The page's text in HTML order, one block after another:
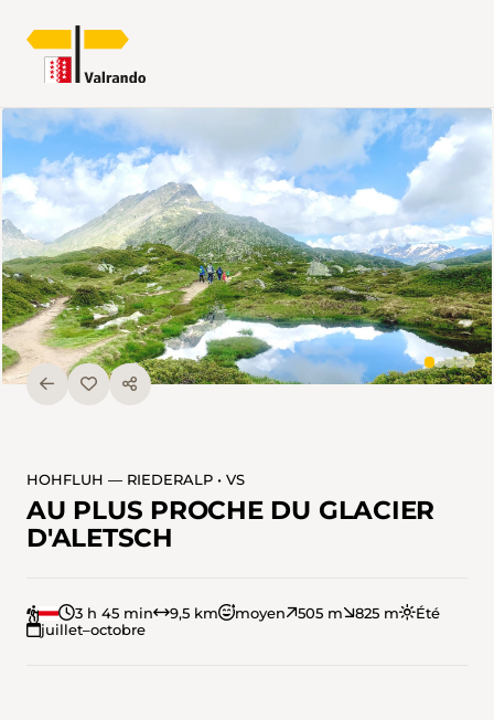
HOHFLUH — RIEDERALP • VS
AU PLUS PROCHE DU GLACIER
D'ALETSCH
3 h 45 min 9,5 km moyen 505 m 825 m
Été
juillet–octobre